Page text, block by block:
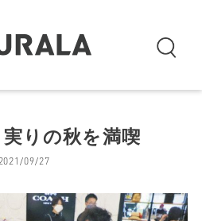
りの秋を満喫
2021/09/27